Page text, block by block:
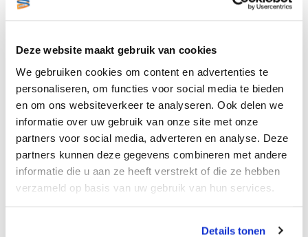
Deze website maakt gebruik van cookies
We gebruiken cookies om content en advertenties te
personaliseren, om functies voor social media te bieden
en om ons websiteverkeer te analyseren. Ook delen we
informatie over uw gebruik van onze site met onze
partners voor social media, adverteren en analyse. Deze
partners kunnen deze gegevens combineren met andere
informatie die u aan ze heeft verstrekt of die ze hebben
verzameld op basis van uw gebruik van hun services.
Details tonen
Excl. btw
intern 19x147mm, rol 150